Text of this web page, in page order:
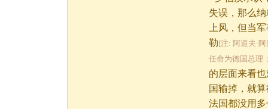
失误，那么
上风，但当
勒[注: 阿道夫·
任命为德国总理
的层面来看
国输掉，就
法国都没用